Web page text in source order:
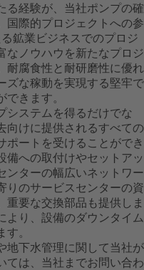
る経験が、当社ポンプの確
国際的プロジェクトへの参
鉱業ビジネスでのプロジ
なノウハウを新たなプロジ
耐腐食性と耐研磨性に優れ
ズな稼動を実現する堅牢で
できます。
システムを得るだけでな
向けに提供されるすべての
ポートを受けることができ
備への取付けやセットアッ
ンターの幅広いネットワー
りのサービスセンターの資
重要な交換部品も提供しま
より、設備のダウンタイム
す。
地下水管理に関して当社が
ては、当社までお問い合わ